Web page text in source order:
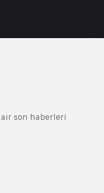
son haberleri